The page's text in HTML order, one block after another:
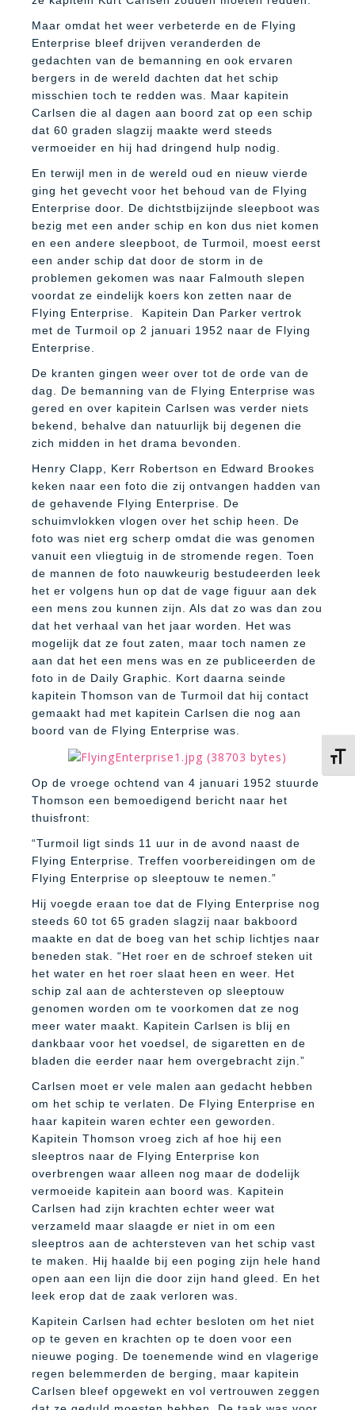
Maar omdat het weer verbeterde en de Flying
Enterprise bleef drijven veranderden de
gedachten van de bemanning en ook ervaren
bergers in de wereld dachten dat het schip
misschien toch te redden was. Maar kapitein
Carlsen die al dagen aan boord zat op een schip
dat 60 graden slagzij maakte werd steeds
vermoeider en hij had dringend hulp nodig.
En terwijl men in de wereld oud en nieuw vierde
ging het gevecht voor het behoud van de Flying
Enterprise door. De dichtstbijzijnde sleepboot was
bezig met een ander schip en kon dus niet komen
en een andere sleepboot, de Turmoil, moest eerst
een ander schip dat door de storm in de
problemen gekomen was naar Falmouth slepen
voordat ze eindelijk koers kon zetten naar de
Flying Enterprise.
Kapitein Dan Parker vertrok
met de Turmoil op 2 januari 1952 naar de Flying
Enterprise.
De kranten gingen weer over tot de orde van de
dag. De bemanning van de Flying Enterprise was
gered en over kapitein Carlsen was verder niets
bekend, behalve dan natuurlijk bij degenen die
zich midden in het drama bevonden.
Henry Clapp, Kerr Robertson en Edward Brookes
keken naar een foto die zij ontvangen hadden van
de gehavende Flying Enterprise. De
schuimvlokken vlogen over het schip heen. De
foto was niet erg scherp omdat die was genomen
vanuit een vliegtuig in de stromende regen. Toen
de mannen de foto nauwkeurig bestudeerden leek
het er volgens hun op dat de vage figuur aan dek
een mens zou kunnen zijn. Als dat zo was dan zou
dat het verhaal van het jaar worden. Het was
mogelijk dat ze fout zaten, maar toch namen ze
aan dat het een mens was en ze publiceerden de
foto in de Daily Graphic. Kort daarna seinde
kapitein Thomson van de Turmoil dat hij contact
gemaakt had met kapitein Carlsen die nog aan
boord van de Flying Enterprise was.
Op de vroege ochtend van 4 januari 1952 stuurde
Thomson een bemoedigend bericht naar het
thuisfront:
“Turmoil ligt sinds 11 uur in de avond naast de
Flying Enterprise. Treffen voorbereidingen om de
Flying Enterprise op sleeptouw te nemen.”
Hij voegde eraan toe dat de Flying Enterprise nog
steeds 60 tot 65 graden slagzij naar bakboord
maakte en dat de boeg van het schip lichtjes naar
beneden stak. “Het roer en de schroef steken uit
het water en het roer slaat heen en weer. Het
schip zal aan de achtersteven op sleeptouw
genomen worden om te voorkomen dat ze nog
meer water maakt. Kapitein Carlsen is blij en
dankbaar voor het voedsel, de sigaretten en de
bladen die eerder naar hem overgebracht zijn.”
Carlsen moet er vele malen aan gedacht hebben
om het schip te verlaten. De Flying Enterprise en
haar kapitein waren echter een geworden.
Kapitein Thomson vroeg zich af hoe hij een
sleeptros naar de Flying Enterprise kon
overbrengen waar alleen nog maar de dodelijk
vermoeide kapitein aan boord was. Kapitein
Carlsen had zijn krachten echter weer wat
verzameld maar slaagde er niet in om een
sleeptros aan de achtersteven van het schip vast
te maken. Hij haalde bij een poging zijn hele hand
open aan een lijn die door zijn hand gleed. En het
leek erop dat de zaak verloren was.
Kapitein Carlsen had echter besloten om het niet
op te geven en krachten op te doen voor een
nieuwe poging. De toenemende wind en vlagerige
regen belemmerden de berging, maar kapitein
Carlsen bleef opgewekt en vol vertrouwen zeggen